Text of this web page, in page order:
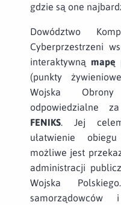
gdzie są one
Dowództwo
Cyberprzestrzeni
interaktywnąmapę
(punkty
Wojska
odpowiedzialne
FENIKS . Jej
ułatwienie
możliwe jest
administracji
Wojska